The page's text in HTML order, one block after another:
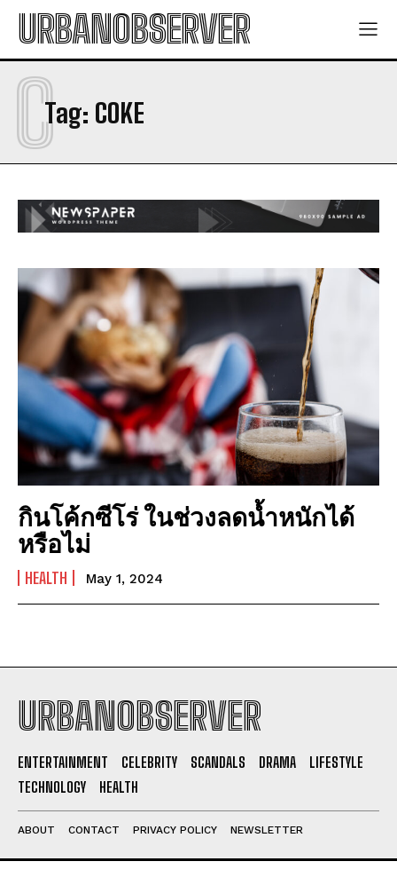
I've read and accept the
URBANOBSERVER
Tag: COKE
C
กินโค้กซีโร่ ในช่วงลดน้ำหนักได้
หรือไม่
HEALTH May 1, 2024
URBANOBSERVER
ENTERTAINMENT CELEBRITY SCANDALS DRAMA
LIFESTYLE
TECHNOLOGY
HEALTH
ABOUT CONTACT PRIVACY POLICY NEWSLETTER